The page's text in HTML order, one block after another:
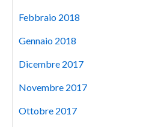
Febbraio 2018
Gennaio 2018
Dicembre 2017
Novembre 2017
Ottobre 2017